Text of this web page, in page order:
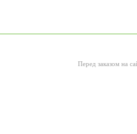
Перед заказом на